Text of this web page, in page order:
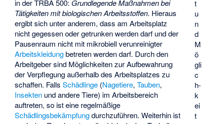
t
u
n
d
M
ö
gli
c
h­
k
ei
t
in der TRBA 500: Grundlegende Maßnahmen bei
Tätigkeiten mit biologischen Arbeitsstoffen. Hieraus
ergibt sich unter anderem, dass am Arbeitsplatz
nicht gegessen oder getrunken werden darf und der
Pausenraum nicht mit mikrobiell verunreinigter
Arbeitskleidungbetreten werden darf. Durch den
Arbeitgeber sind Möglichkeiten zur Aufbewahrung
der Verpflegung außerhalb des Arbeitsplatzes zu
schaffen. FallsSchädlinge (Nagetiere,Tauben,
Insekten und andere Tiere) im Arbeitsbereich
auftreten, so ist eine regelmäßige
Schädlingsbekämpfungdurchzuführen. Weiterhin ist